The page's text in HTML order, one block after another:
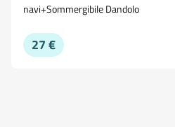
navi+Sommergibile Dandolo
27 €